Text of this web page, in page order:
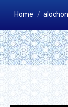
You are here:
Home